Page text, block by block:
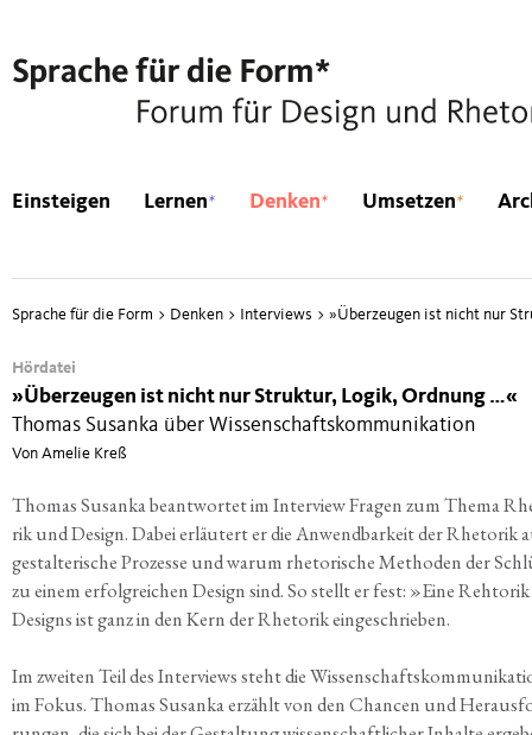
Einsteigen Lernen* Denken* Umsetzen*
Sprache für die Form > Denken > Interviews > »Überzeugen ist nicht nur
Hördatei
»Überzeugen ist nicht nur Struktur, Logik, Ordnung …«
Thomas Susanka über Wissenschaftskommunikation
Von Amelie Kreß
Tho­mas Sus­an­ka beant­wor­tet im Inter­view Fra­gen zum The­ma
rik und Design. Dabei erläu­tert er die Anwend­bar­keit der Rhe­to­rik
gestal­te­ri­sche Pro­zes­se und war­um rhe­to­ri­sche Metho­den der
zu einem erfolg­rei­chen Design sind. So stellt er fest: »Eine Reh­to­rik
Designs ist ganz in den Kern der Rhe­to­rik eingeschrieben.
Im zwei­ten Teil des Inter­views steht die
im Fokus. Tho­mas Sus­an­ka erzählt von den Chan­cen und